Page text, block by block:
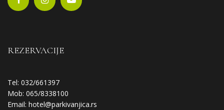
REZERVACIJE
Tel: 032/661397
Mob: 065/8338100
Email: hotel@parkivanjica.rs